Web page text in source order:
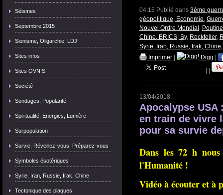
Séismes
Septembre 2015
Sionisme, Oligarchie, LDJ
Sites infos
Sites OVNIS
Société
Sondages, Popularité
Spiritualité, Energies, Lumière
Surpopulation
Survie, Réveillez-vous, Préparez-vous
Symboles ésotériques
Syrie, Iran, Russie, Irak, Chine
Tectonique des plaques
04:15 Publié dans 3ème
géopolitique, Economie,
Nouvel Ordre Mondial ,
Chine, BRICS; Sy, Rockfeller,
Syrie, Iran, Russie, Irak, Chine
Imprimer
Digg
13/04/2018
Apocalypse USA
en train de vivre
pour sa survie
Dans les 72 h
l'Humanité !
Vidéo à écouter et à